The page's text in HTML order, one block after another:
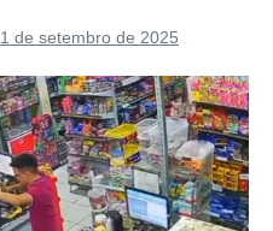
1 de setembro de 2025